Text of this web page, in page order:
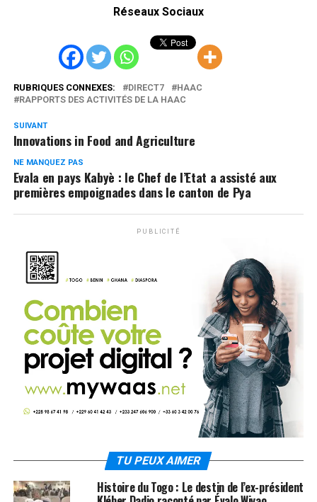
Réseaux Sociaux
RUBRIQUES CONNEXES: DIRECT7
HAAC
RAPPORTS DES ACTIVITÉS DE LA HAAC
SUIVANT
Innovations in Food and Agriculture
NE MANQUEZ PAS
Evala en pays Kabyè : le Chef de l’Etat a assisté aux
premières empoignades dans le canton de Pya
PUBLICITÉ
TU PEUX AIMER
Histoire du Togo : Le destin de l’ex-président